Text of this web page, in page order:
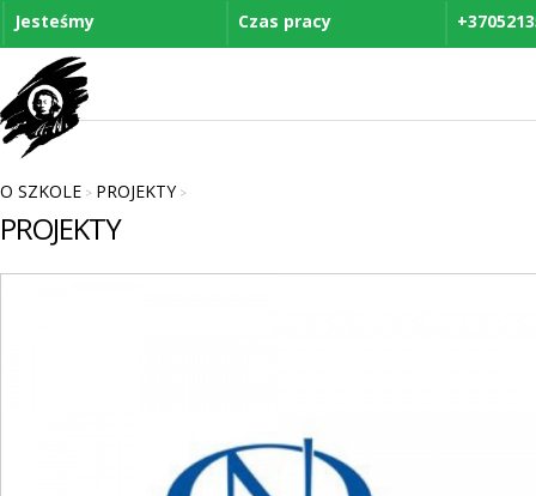
Jesteśmy Czas pracy
O SZKOLE > PROJEKTY >
PROJEKTY